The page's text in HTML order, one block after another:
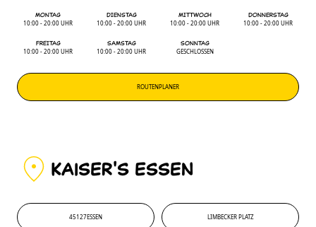
ROUTENPLANER
MONTAG
10:00 - 20:00 UHR
DIENSTAG
10:00 - 20:00 UHR
MITTWOCH
10:00 - 20:00 UHR
DONNERSTAG
10:00 - 20:00 UHR
FREITAG
10:00 - 20:00 UHR
SAMSTAG
10:00 - 20:00 UHR
SONNTAG
GESCHLOSSEN
KAiSER'S ESSEN
45127ESSEN
LIMBECKER PLATZ